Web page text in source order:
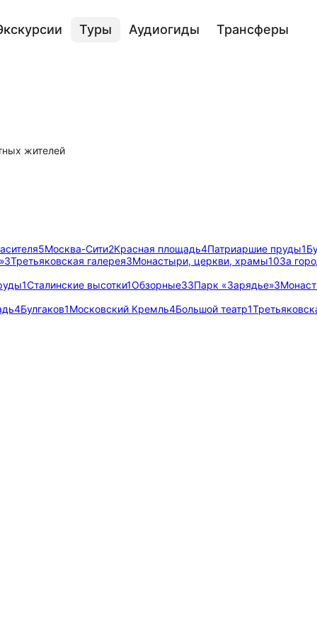
Туры Аудиогиды Трансферы
жителей
5Москва-Сити2Красная площадь4Патриаршие пруды1
3Третьяковская галерея3Монастыри, церкви, храмы10За
1Сталинские высотки1Обзорные33Парк «Зарядье»3
4Булгаков1Московский Кремль4Большой театр1